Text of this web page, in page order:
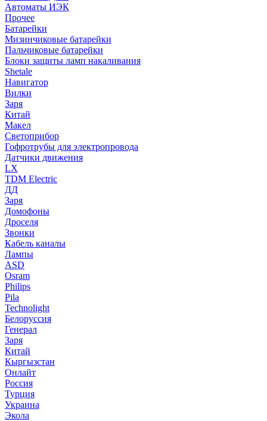
Автоматы ИЭК
Прочее
Батарейки
Мизинчиковые батарейки
Пальчиковые батарейки
Блоки защиты ламп накаливания
Shetale
Навигатор
Вилки
Заря
Китай
Макел
Светоприбор
Гофротрубы для электропровода
Датчики движения
LX
TDM Electric
ДД
Заря
Домофоны
Дроселя
Звонки
Кабель каналы
Лампы
ASD
Osram
Philips
Pila
Technolight
Белоруссия
Генерал
Заря
Китай
Кыргызстан
Онлайт
Россия
Турция
Украина
Экола